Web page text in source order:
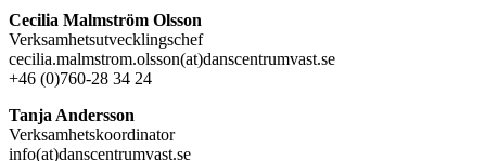
Cecilia Malmström Olsson
Verksamhetsutvecklingschef
cecilia.malmstrom.olsson(at)danscentrumvast.se
+46 (0)760-28 34 24
Tanja Andersson
Verksamhetskoordinator
info(at)danscentrumvast.se